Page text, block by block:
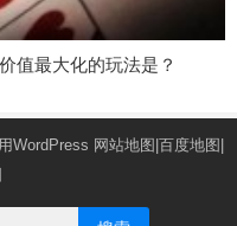
值最大化的玩法是？
WordPress 网站地图 百度地图